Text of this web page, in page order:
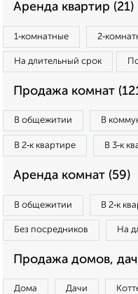
Аренда квартир (21)
1‑комнатные
На длительный срок
Продажа комнат
В общежитии В
В 2‑к квартире В 3‑к
Аренда комнат (59)
В общежитии В 2‑к
Без посредников На
Продажа домов,
Дома Дачи